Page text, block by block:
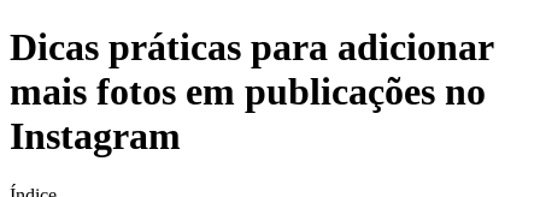
Dicas práticas para adicionar
mais fotos em publicações no
Instagram